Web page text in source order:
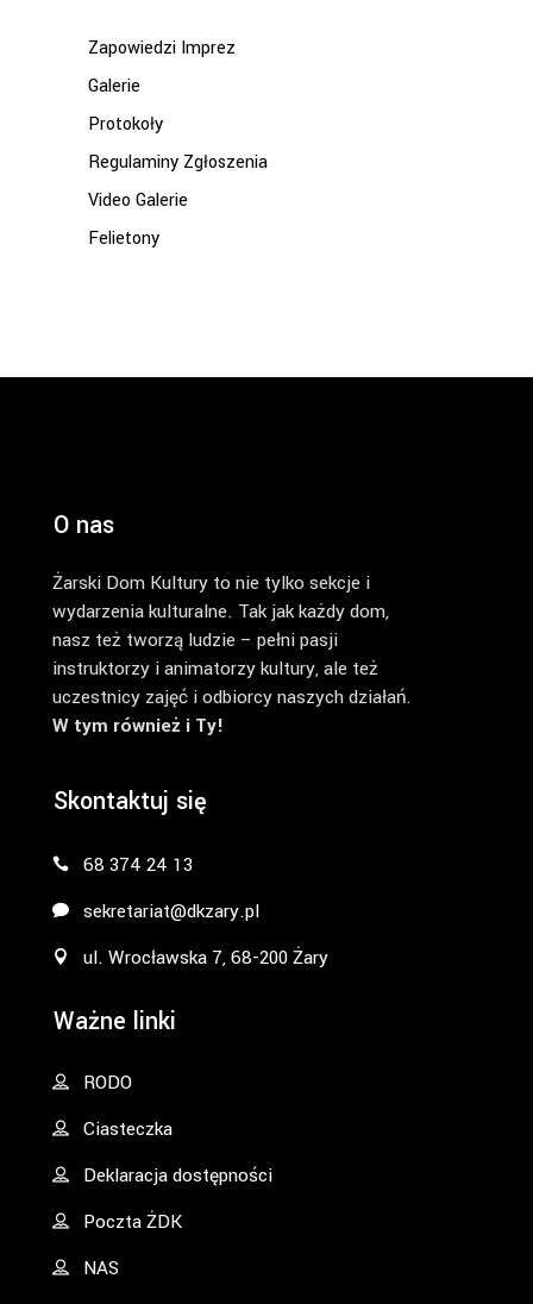
Zapowiedzi Imprez
Galerie
Protokoły
Regulaminy Zgłoszenia
Video Galerie
Felietony
O nas
Żarski Dom Kultury to nie tylko sekcje i
wydarzenia kulturalne. Tak jak każdy dom,
nasz też tworzą ludzie – pełni pasji
instruktorzy i animatorzy kultury, ale też
uczestnicy zajęć i odbiorcy naszych działań.
W tym również i Ty!
Skontaktuj się
68 374 24 13
sekretariat@dkzary.pl
ul. Wrocławska 7, 68-200 Żary
Ważne linki
RODO
Ciasteczka
Deklaracja dostępności
Poczta ŻDK
NAS